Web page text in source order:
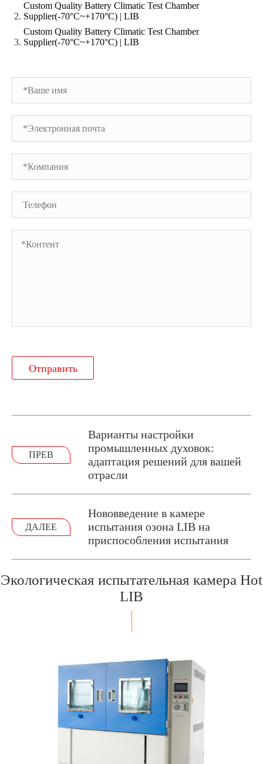
Custom Quality Battery Climatic Test Chamber
Supplier(-70°C~+170°C) | LIB
Custom Quality Battery Climatic Test Chamber
Supplier(-70°C~+170°C) | LIB
Отправить
ПРЕВ
Варианты настройки
промышленных духовок:
адаптация решений для вашей
отрасли
ДАЛЕЕ
Нововведение в камере
испытания озона LIB на
приспособления испытания
Экологическая испытательная камера Hot
LIB